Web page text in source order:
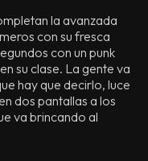
la avanzada
con su fresca
con un punk
su clase. La gente va
hay que decirlo, luce
dos pantallas a los
va brincando al